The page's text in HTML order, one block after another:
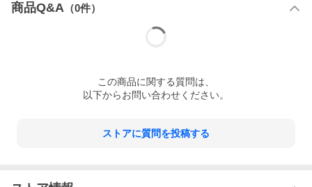
商品Q&A （0件）
この商品に関する質問は、
以下からお問い合わせください。
ストアに質問を投稿する